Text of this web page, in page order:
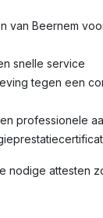
van Beernem
snelle service
tegen een
professionele
nodige attesten